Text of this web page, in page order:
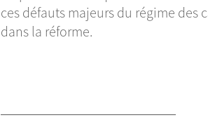
ces défauts majeurs du régime
dans la réforme.